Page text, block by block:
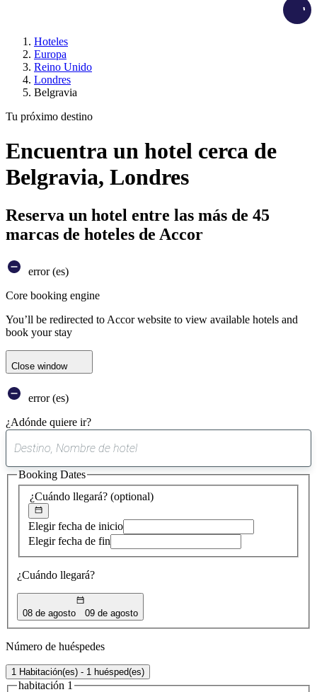
Hoteles
Europa
Reino Unido
Londres
Belgravia
Tu próximo destino
Encuentra un hotel cerca de
Belgravia, Londres
Reserva un hotel entre las más de 45
marcas de hoteles de Accor
error (es)
Core booking engine
You’ll be redirected to Accor website to view available hotels and
book your stay
Close window
error (es)
¿Adónde quiere ir?
sugerencia
encontrada
¿Cuándo llegará? (optional)
Elegir fecha de inicio
Elegir fecha de fin
¿Cuándo llegará?
08 de agosto 09 de agosto
Booking Dates
Número de huéspedes
1 Habitación(es) - 1 huésped(es)
habitación 1